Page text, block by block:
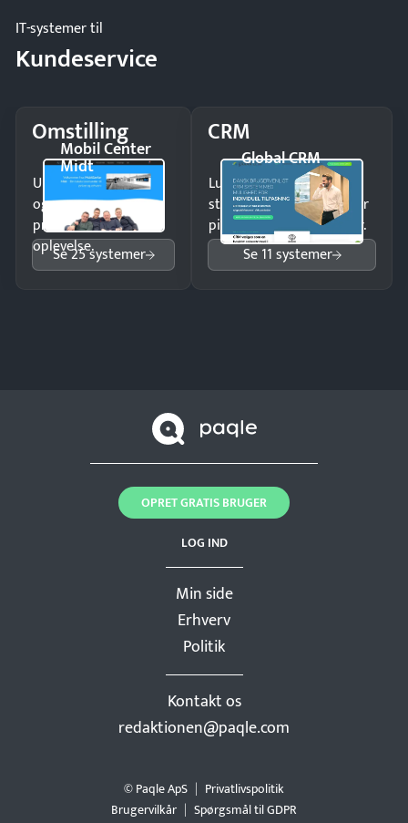
IT-systemer til
Kundeservice
Omstilling
Mobil Center
Midt
Undgå tabte opkald
og giv kunderne en
professionel
oplevelse.
Se 25 systemer
CRM
Global CRM
Luk flere salg med et
struktureret overblik over
pipeline og opfølgninger.
Se 11 systemer
Min side
Erhverv
Politik
Kontakt os
redaktionen@paqle.com
LOG IND
OPRET GRATIS BRUGER
© Paqle ApS
Privatlivspolitik
Brugervilkår
Spørgsmål til GDPR